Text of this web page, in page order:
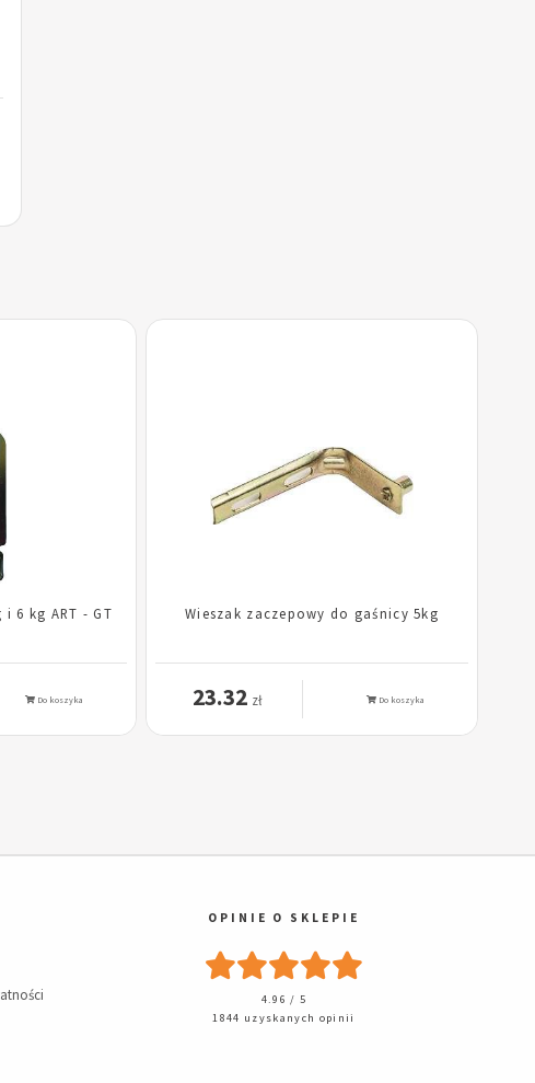
6 kg ART - GT
Do koszyka
Wieszak zaczepowy do gaśnicy 5kg
23.32 zł Do koszyka
OPINIE O SKLEPIE
4.96 / 5
1844 uzyskanych opinii